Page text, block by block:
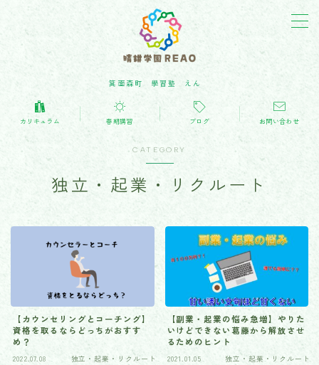
箕面森町 學習塾 えん
カリキュラム(学習内容)
教育・子育てblog
お問い合わせ
カリキュラム 春期講習 ブログ お問い合わせ
CATEGORY
独立・起業・リクルート
【カウンセリングとコーチング】
資格を取るならどっちがおすす
め？
2022.07.08 独立・起業・リクルート
【副業・起業の悩み急増】やりた
いけどできない葛藤から解放させ
るためのヒント
2021.01.05 独立・起業・リクルート